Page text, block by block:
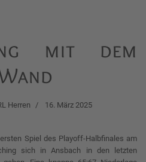
mit dem
Herren
16. März 2025
Spiel des Playoff-Halbfinales am
sich in Ansbach in den letzten